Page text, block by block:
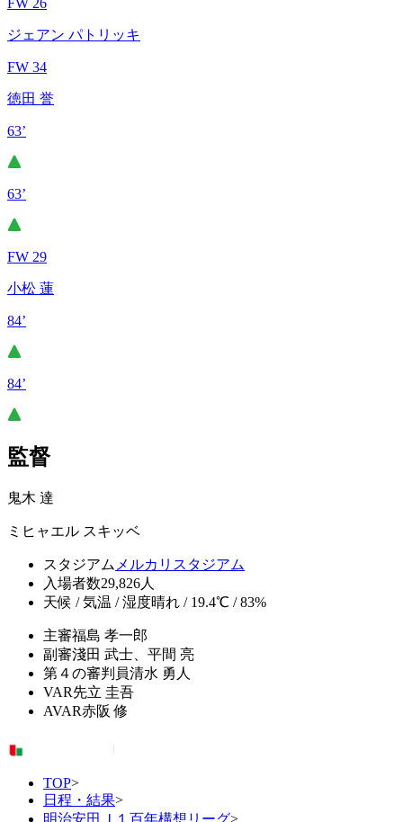
FW 26
ジェアン パトリッキ
FW 34
徳田 誉
63’
63’
FW 29
小松 蓮
84’
84’
監督
鬼木 達
ミヒャエル スキッベ
スタジアム メルカリスタジアム
入場者数29,826人
天候 / 気温 / 湿度晴れ / 19.4℃ / 83%
主審福島 孝一郎
副審淺田 武士、平間 亮
第４の審判員清水 勇人
VAR先立 圭吾
AVAR赤阪 修
TOP>
日程・結果>
明治安田Ｊ１百年構想リーグ>